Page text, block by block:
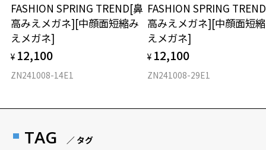
FASHION SPRING TREND[鼻
高みえメガネ][中顔面短縮み
えメガネ]
¥ 12,100
ZN241008-14E1
FASHION SPRING
高みえメガネ][中顔面短
えメガネ]
¥ 12,100
ZN241008-29E1
TAG ／ タグ